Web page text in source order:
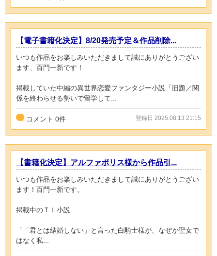
【電子書籍化決定】8/20発売予定＆作品削除...
いつも作品をお楽しみいただきまして誠にありがとうござい
ます、百門一新です！
掲載していた中編の異世界恋愛ファンタジー小説「旧題／関
係を終わらせる勢いで留学して...
コメント 0件 登録日 2025.08.13 21:15
【書籍化決定】アルファポリス様から作品引...
いつも作品をお楽しみいただきまして誠にありがとうござい
ます！百門一新です。
掲載中のＴＬ小説
「「君とは結婚しない」と言った白騎士様が、なぜか聖女で
はなく私...